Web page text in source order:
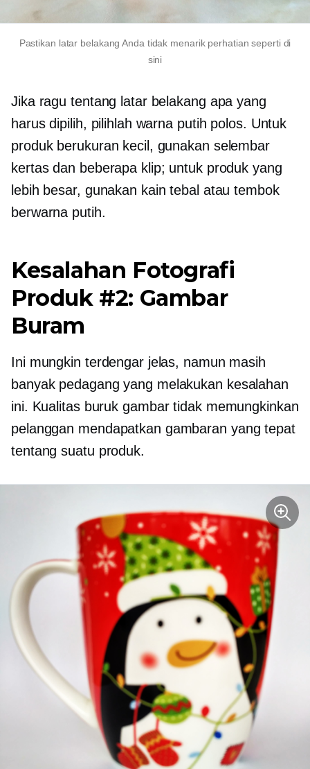
Pastikan latar belakang Anda tidak menarik perhatian seperti di
sini
Jika ragu tentang latar belakang apa yang
harus dipilih, pilihlah warna putih polos. Untuk
produk berukuran kecil, gunakan selembar
kertas dan beberapa klip; untuk produk yang
lebih besar, gunakan kain tebal atau tembok
berwarna putih.
Kesalahan Fotografi
Produk #2: Gambar
Buram
Ini mungkin terdengar jelas, namun masih
banyak pedagang yang melakukan kesalahan
ini. Kualitas buruk gambar tidak memungkinkan
pelanggan mendapatkan gambaran yang tepat
tentang suatu produk.